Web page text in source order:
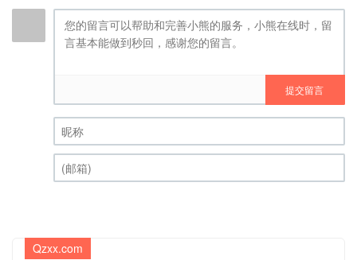
提交留言
昵称 (必填)
Qzxx.com